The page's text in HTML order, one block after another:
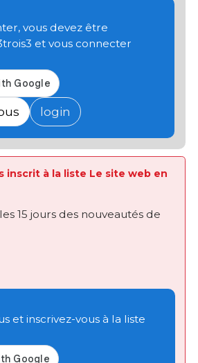
vous devez être
et vous connecter
login
inscrit à la liste Le site web en
15 jours des nouveautés de
et inscrivez-vous à la liste